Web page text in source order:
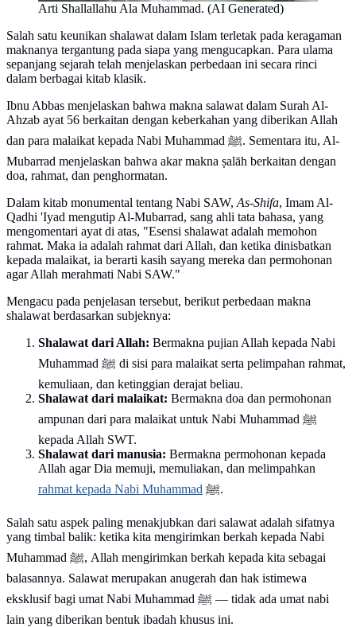
Arti Shallallahu Ala Muhammad. (AI Generated)
Salah satu keunikan shalawat dalam Islam terletak pada keragaman
maknanya tergantung pada siapa yang mengucapkan. Para ulama
sepanjang sejarah telah menjelaskan perbedaan ini secara rinci
dalam berbagai kitab klasik.
Ibnu Abbas menjelaskan bahwa makna salawat dalam Surah Al-
Ahzab ayat 56 berkaitan dengan keberkahan yang diberikan Allah
dan para malaikat kepada Nabi Muhammad ﷺ. Sementara itu, Al-
Mubarrad menjelaskan bahwa akar makna ṣalāh berkaitan dengan
doa, rahmat, dan penghormatan.
Dalam kitab monumental tentang Nabi SAW, As-Shifa, Imam Al-
Qadhi 'Iyad mengutip Al-Mubarrad, sang ahli tata bahasa, yang
mengomentari ayat di atas, "Esensi shalawat adalah memohon
rahmat. Maka ia adalah rahmat dari Allah, dan ketika dinisbatkan
kepada malaikat, ia berarti kasih sayang mereka dan permohonan
agar Allah merahmati Nabi SAW."
Mengacu pada penjelasan tersebut, berikut perbedaan makna
shalawat berdasarkan subjeknya:
Shalawat dari Allah: Bermakna pujian Allah kepada Nabi
Muhammad ﷺ di sisi para malaikat serta pelimpahan rahmat,
kemuliaan, dan ketinggian derajat beliau.
Shalawat dari malaikat: Bermakna doa dan permohonan
ampunan dari para malaikat untuk Nabi Muhammad ﷺ
kepada Allah SWT.
Shalawat dari manusia: Bermakna permohonan kepada
Allah agar Dia memuji, memuliakan, dan melimpahkan
rahmat kepada Nabi Muhammad
ﷺ.
Salah satu aspek paling menakjubkan dari salawat adalah sifatnya
yang timbal balik: ketika kita mengirimkan berkah kepada Nabi
Muhammad ﷺ, Allah mengirimkan berkah kepada kita sebagai
balasannya. Salawat merupakan anugerah dan hak istimewa
eksklusif bagi umat Nabi Muhammad ﷺ — tidak ada umat nabi
lain yang diberikan bentuk ibadah khusus ini.